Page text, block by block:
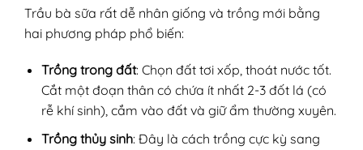
Trầu bà sữa rất dễ nhân giống và trồng mới bằng
hai phương pháp phổ biến:
Trồng trong đất: Chọn đất tơi xốp, thoát nước tốt.
Cắt một đoạn thân có chứa ít nhất 2-3 đốt lá (có
rễ khí sinh), cắm vào đất và giữ ẩm thường xuyên.
Trồng thủy sinh: Đây là cách trồng cực kỳ sang